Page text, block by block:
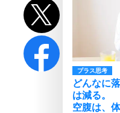
プラス思考
どんなに
は減る。
空腹は、